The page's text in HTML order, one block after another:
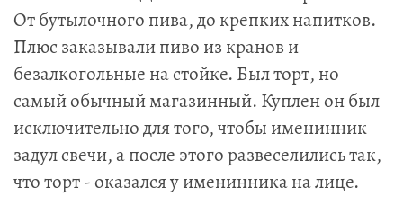
От бутылочного пива, до крепких напитков.
Плюс заказывали пиво из кранов и
безалкогольные на стойке. Был торт, но
самый обычный магазинный. Куплен он был
исключительно для того, чтобы именинник
задул свечи, а после этого развеселились так,
что торт - оказался у именинника на лице.